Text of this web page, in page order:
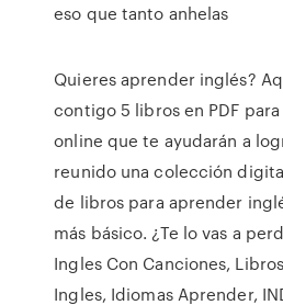
eso que tanto anhelas
Quieres aprender inglés?
contigo 5 libros en PDF
online que te ayudarán a
reunido una colección
de libros para aprender
más básico. ¿Te lo vas a
Ingles Con Canciones,
Ingles, Idiomas Aprender,